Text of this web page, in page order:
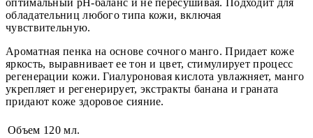
оптимальный рН-баланс и не пересушивая. Подходит для
обладательниц любого типа кожи, включая
чувствительную.
Ароматная пенка на основе сочного манго. Придает коже
яркость, выравнивает ее тон и цвет, стимулирует процесс
регенерации кожи. Гиалуроновая кислота увлажняет, манго
укрепляет и регенерирует, экстракты банана и граната
придают коже здоровое сияние.
Объем 120 мл.